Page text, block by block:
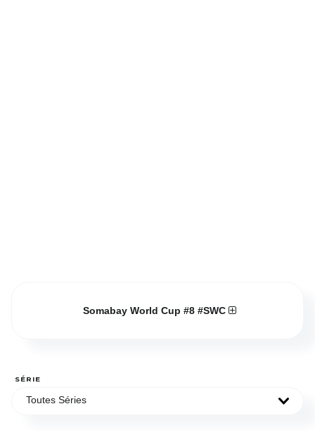
Somabay World Cup #8 #SWC
SÉRIE
Toutes Séries